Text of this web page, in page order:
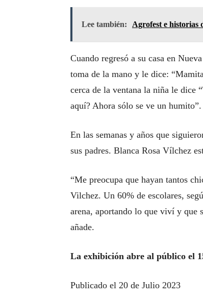
Lee también: Agrofest e historias
Cuando regresó a su casa en
toma de la mano y le dice:
cerca de la ventana la niña le dice
aquí? Ahora sólo se ve un humito”.
En las semanas y años que
sus padres. Blanca Rosa Vílchez
“Me preocupa que hayan tantos
Vilchez. Un 60% de escolares,
arena, aportando lo que viví y que
añade.
La exhibición abre al público el
Publicado el 20 de Julio 2023